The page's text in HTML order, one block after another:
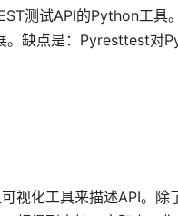
测试API的Python工具
缺点是：Pyresttest对
视化工具来描述API。